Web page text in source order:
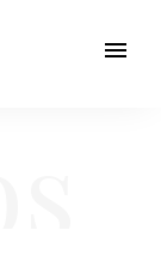
menu